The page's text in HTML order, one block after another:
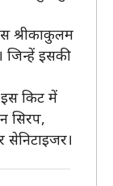
श्रीकाकुलम
जिन्हें इसकी
किट में
सिरप,
सेनिटाइजर।